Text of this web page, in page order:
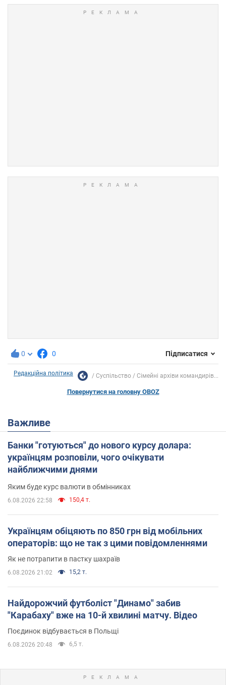
0 0 Підписатися
Редакційна політика Суспільство Сімейні архіви командирів...
Повернутися на головну OBOZ
Важливе
Банки "готуються" до нового курсу долара:
українцям розповіли, чого очікувати
найближчими днями
Яким буде курс валюти в обмінниках
6.08.2026 22:58 150,4 т.
Українцям обіцяють по 850 грн від мобільних
операторів: що не так з цими повідомленнями
Як не потрапити в пастку шахраїв
6.08.2026 21:02 15,2 т.
Найдорожчий футболіст "Динамо" забив
"Карабаху" вже на 10-й хвилині матчу. Відео
Поєдинок відбувається в Польщі
6.08.2026 20:48 6,5 т.